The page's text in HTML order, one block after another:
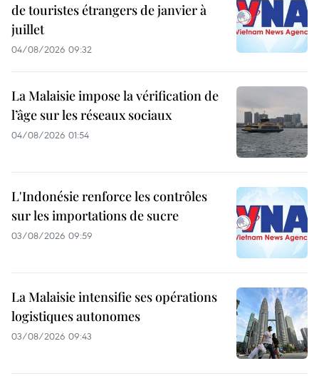
de touristes étrangers de janvier à
juillet
04/08/2026 09:32
La Malaisie impose la vérification de
l’âge sur les réseaux sociaux
04/08/2026 01:54
L'Indonésie renforce les contrôles
sur les importations de sucre
03/08/2026 09:59
La Malaisie intensifie ses opérations
logistiques autonomes
03/08/2026 09:43